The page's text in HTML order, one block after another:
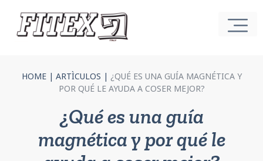
HOME| ARTÌCULOS | ¿QUÉ ES UNA GUÍA MAGNÉTICA Y
POR QUÉ LE AYUDA A COSER MEJOR?
¿Qué es una guía
magnética y por qué le